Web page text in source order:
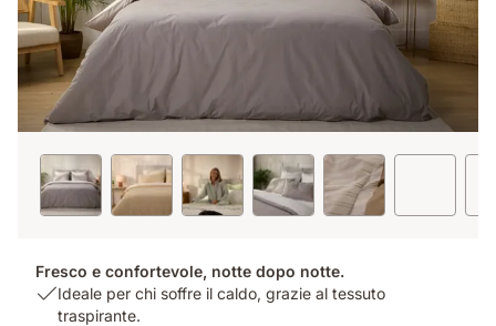
Fresco e confortevole, notte dopo notte.
USPIdeale per chi soffre il caldo, grazie al tessuto
traspirante.